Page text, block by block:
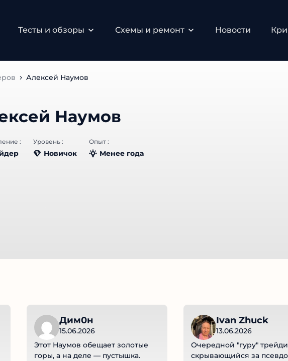
Тесты и обзоры Схемы и ремонт Новости
Алексей Наумов
Наумов
: Уровень :
Новичок
Опыт :
Менее года
Дим0н
15.06.2026
Этот Наумов обещает золотые
горы, а на деле — пустышка.
Ivan Zhuck
13.06.2026
Очередной "гуру"
скрывающийся за